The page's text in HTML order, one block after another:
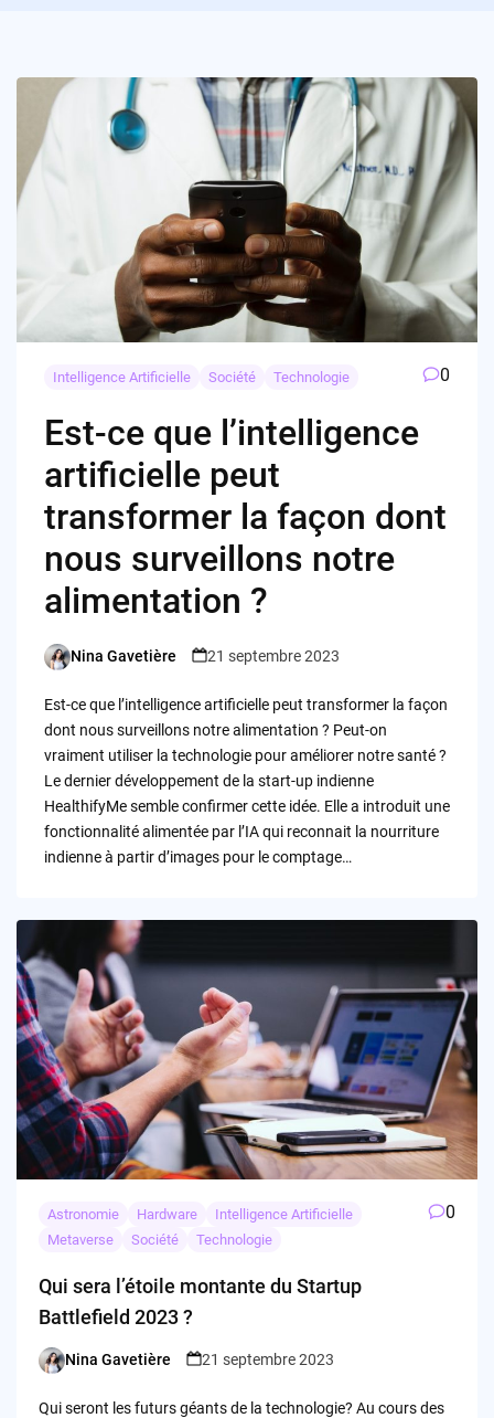
Intelligence Artificielle Société Technologie 0
Est-ce que l’intelligence
artificielle peut
transformer la façon dont
nous surveillons notre
alimentation ?
Posted
Nina Gavetière 21 septembre 2023
Est-ce que l’intelligence artificielle peut transformer la façon
dont nous surveillons notre alimentation ? Peut-on
vraiment utiliser la technologie pour améliorer notre santé ?
Le dernier développement de la start-up indienne
HealthifyMe semble confirmer cette idée. Elle a introduit une
fonctionnalité alimentée par l’IA qui reconnait la nourriture
indienne à partir d’images pour le comptage…
Astronomie Hardware
Intelligence Artificielle
Metaverse
Société Technologie
0
Qui sera l’étoile montante du Startup
Battlefield 2023 ?
Posted
Nina Gavetière 21 septembre 2023
Qui seront les futurs géants de la technologie? Au cours des